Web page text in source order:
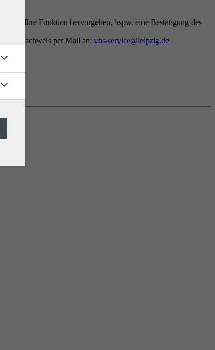
ggf. Ihre Funktion hervorgehen, bspw. eine Bestätigung des
per Mail an: vhs-service@leipzig.de